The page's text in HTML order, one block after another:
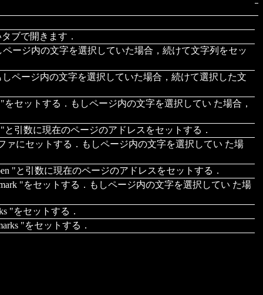
ブで開きます．
ージ内の文字を選択していた場合，続けて文字列をセッ
ページ内の文字を選択していた場合，続けて選択した文
セットする．もしページ内の文字を選択してい た場合，
引数に現在のページのアドレスをセットする．
ァにセットする．もしページ内の文字を選択してい た場
"と引数に現在のページのアドレスをセットする．
"をセットする．もしページ内の文字を選択してい た場
"をセットする．
"をセットする．